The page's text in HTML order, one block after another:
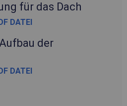
für das Dach
DATEI
der
DATEI